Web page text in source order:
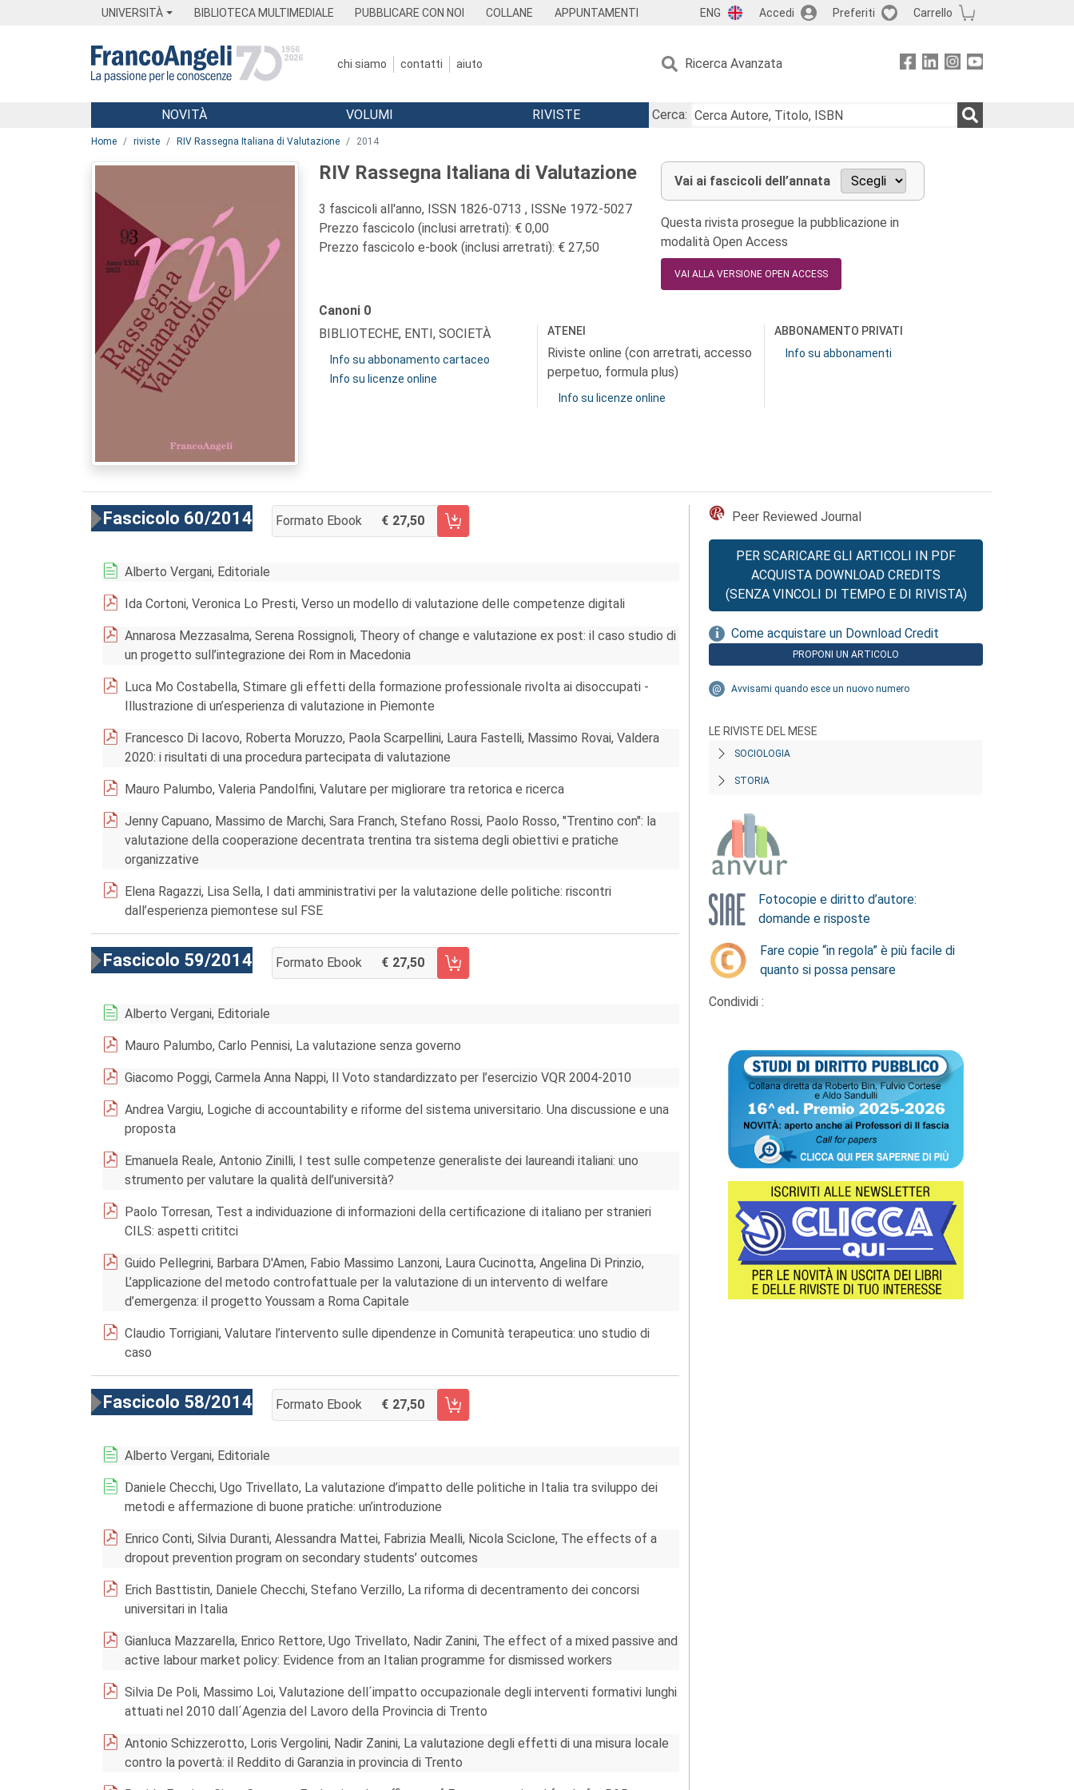
UNIVERSITÀ BIBLIOTECA MULTIMEDIALE PUBBLICARE CON NOI COLLANE APPUNTAMENTI ENG Accedi Preferiti Carrello
chi siamo contatti aiuto Ricerca Avanzata
Menu
NOVITÀ VOLUMI RIVISTE
Cerca:
Home riviste RIV Rassegna Italiana di Valutazione 2014
RIV Rassegna Italiana di Valutazione
3 fascicoli all'anno, ISSN 1826-0713 , ISSNe 1972-5027
Prezzo fascicolo (inclusi arretrati): € 0,00
Prezzo fascicolo e-book (inclusi arretrati): € 27,50
Vai ai fascicoli dell’annata
Questa rivista prosegue la pubblicazione in
modalità Open Access
VAI ALLA VERSIONE OPEN ACCESS
Canoni 0
BIBLIOTECHE, ENTI, SOCIETÀ
Info su abbonamento cartaceo
Info su licenze online
ATENEI
Riviste online (con arretrati, accesso
perpetuo, formula plus)
Info su licenze online
ABBONAMENTO PRIVATI
Info su abbonamenti
Fascicolo 60/2014 Formato Ebook 27,50
AGGIUNGI AL CARRELLO FASCICOLO 60/2014
Alberto Vergani, Editoriale
Ida Cortoni, Veronica Lo Presti, Verso un modello di valutazione delle competenze digitali
Annarosa Mezzasalma, Serena Rossignoli, Theory of change e valutazione ex post: il caso studio di
un progetto sull’integrazione dei Rom in Macedonia
Luca Mo Costabella, Stimare gli effetti della formazione professionale rivolta ai disoccupati -
Illustrazione di un’esperienza di valutazione in Piemonte
Francesco Di Iacovo, Roberta Moruzzo, Paola Scarpellini, Laura Fastelli, Massimo Rovai, Valdera
2020: i risultati di una procedura partecipata di valutazione
Mauro Palumbo, Valeria Pandolfini, Valutare per migliorare tra retorica e ricerca
Jenny Capuano, Massimo de Marchi, Sara Franch, Stefano Rossi, Paolo Rosso, "Trentino con": la
valutazione della cooperazione decentrata trentina tra sistema degli obiettivi e pratiche
organizzative
Elena Ragazzi, Lisa Sella, I dati amministrativi per la valutazione delle politiche: riscontri
dall’esperienza piemontese sul FSE
Fascicolo 59/2014 Formato Ebook 27,50
AGGIUNGI AL CARRELLO FASCICOLO 59/2014
Alberto Vergani, Editoriale
Mauro Palumbo, Carlo Pennisi, La valutazione senza governo
Giacomo Poggi, Carmela Anna Nappi, Il Voto standardizzato per l’esercizio VQR 2004-2010
Andrea Vargiu, Logiche di accountability e riforme del sistema universitario. Una discussione e una
proposta
Emanuela Reale, Antonio Zinilli, I test sulle competenze generaliste dei laureandi italiani: uno
strumento per valutare la qualità dell’università?
Paolo Torresan, Test a individuazione di informazioni della certificazione di italiano per stranieri
CILS: aspetti crititci
Guido Pellegrini, Barbara D'Amen, Fabio Massimo Lanzoni, Laura Cucinotta, Angelina Di Prinzio,
L’applicazione del metodo controfattuale per la valutazione di un intervento di welfare
d’emergenza: il progetto Youssam a Roma Capitale
Claudio Torrigiani, Valutare l’intervento sulle dipendenze in Comunità terapeutica: uno studio di
caso
Fascicolo 58/2014 Formato Ebook 27,50
AGGIUNGI AL CARRELLO FASCICOLO 58/2014
Alberto Vergani, Editoriale
Daniele Checchi, Ugo Trivellato, La valutazione d’impatto delle politiche in Italia tra sviluppo dei
metodi e affermazione di buone pratiche: un’introduzione
Enrico Conti, Silvia Duranti, Alessandra Mattei, Fabrizia Mealli, Nicola Sciclone, The effects of a
dropout prevention program on secondary students’ outcomes
Erich Basttistin, Daniele Checchi, Stefano Verzillo, La riforma di decentramento dei concorsi
universitari in Italia
Gianluca Mazzarella, Enrico Rettore, Ugo Trivellato, Nadir Zanini, The effect of a mixed passive and
active labour market policy: Evidence from an Italian programme for dismissed workers
Silvia De Poli, Massimo Loi, Valutazione dell´impatto occupazionale degli interventi formativi lunghi
attuati nel 2010 dall´Agenzia del Lavoro della Provincia di Trento
Antonio Schizzerotto, Loris Vergolini, Nadir Zanini, La valutazione degli effetti di una misura locale
contro la povertà: il Reddito di Garanzia in provincia di Trento
Peer Reviewed Journal
PER SCARICARE GLI ARTICOLI IN PDF
ACQUISTA DOWNLOAD CREDITS
(SENZA VINCOLI DI TEMPO E DI RIVISTA)
Come acquistare un Download Credit
PROPONI UN ARTICOLO
Avvisami quando esce un nuovo numero
LE RIVISTE DEL MESE
SOCIOLOGIA
STORIA
Fotocopie e diritto d’autore:
domande e risposte
Fare copie “in regola” è più facile di
quanto si possa pensare
Condividi :